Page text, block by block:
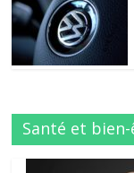
Santé et